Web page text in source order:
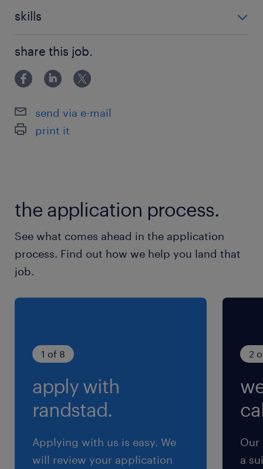
カーです。「家事負担を減らす独自の素材・家電
を形にしています。
最寄駅
桜通線／国際センター駅（徒歩14分）
あおなみ線／ささしまライブ駅（徒歩14分）
8:45-17:15（実働7時間45分・休憩45分）
残業
月15時間程度
きる方 ▼こんな経験があれば大歓迎です！ ・受発注業
ご経験のある方
skills
・Excelスキル（入力程度でOK）
★専用システムは入社後に覚えていただければOKです♪
share this job.
send via e-mail
print it
the application process.
See what comes ahead in the application
process. Find out how we help you land that
job.
1 of 8
apply with
randstad.
Applying with us is easy. We
will review your application
2
Our
a